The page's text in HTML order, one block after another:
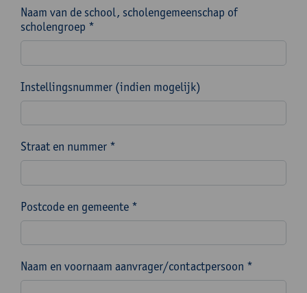
Naam van de school, scholengemeenschap of
scholengroep *
Instellingsnummer (indien mogelijk)
Straat en nummer *
Postcode en gemeente *
Naam en voornaam aanvrager/contactpersoon *